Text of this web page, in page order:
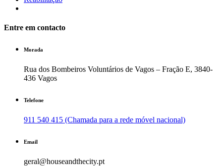
Entre em contacto
Morada
Rua dos Bombeiros Voluntários de Vagos – Fração E, 3840-
436 Vagos
Telefone
911 540 415 (Chamada para a rede móvel nacional)
Email
geral@houseandthecity.pt